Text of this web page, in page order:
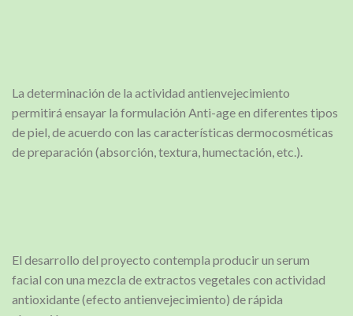
La determinación de la actividad antienvejecimiento
permitirá ensayar la formulación Anti-age en diferentes tipos
de piel, de acuerdo con las características dermocosméticas
de preparación (absorción, textura, humectación, etc.).
El desarrollo del proyecto contempla producir un serum
facial con una mezcla de extractos vegetales con actividad
antioxidante (efecto antienvejecimiento) de rápida